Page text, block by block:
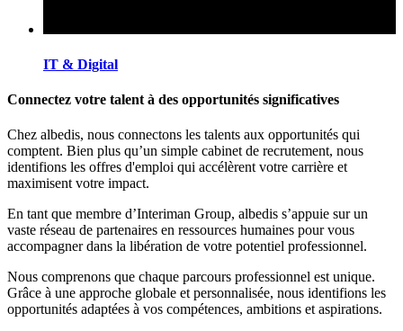
IT & Digital
Connectez votre talent à des opportunités significatives
Chez albedis, nous connectons les talents aux opportunités qui
comptent. Bien plus qu’un simple cabinet de recrutement, nous
identifions les offres d'emploi qui accélèrent votre carrière et
maximisent votre impact.
En tant que membre d’Interiman Group, albedis s’appuie sur un
vaste réseau de partenaires en ressources humaines pour vous
accompagner dans la libération de votre potentiel professionnel.
Nous comprenons que chaque parcours professionnel est unique.
Grâce à une approche globale et personnalisée, nous identifions les
opportunités adaptées à vos compétences, ambitions et aspirations.